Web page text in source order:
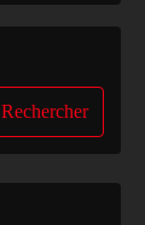
Rechercher